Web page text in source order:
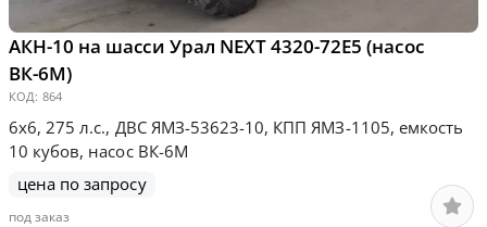
АКН-10 на шасси Урал NEXT 4320-72Е5 (насос
ВК-6М)
КОД: 864
6х6, 275 л.с., ДВС ЯМЗ-53623-10, КПП ЯМЗ-1105, емкость
10 кубов, насос ВК-6М
цена по запросу
под заказ